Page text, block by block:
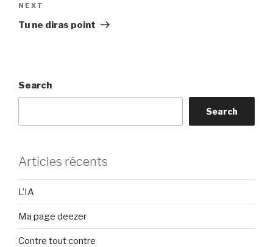
Next
Post
NEXT
Tu ne diras point
Search
Search
Articles récents
L’IA
Ma page deezer
Contre tout contre